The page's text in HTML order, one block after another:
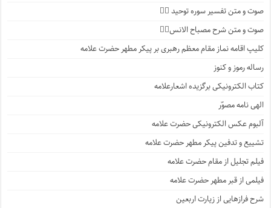
صوت و متن تفسیر سوره توحید ۱️⃣
صوت و متن شرح مصباح الانس۸⃣
کلیپ اقامه نماز مقام معظم رهبری بر پیکر مطهر حضرت علامه
رساله رموز و کنوز
کتاب الکترونیکی برگزیده اشعارعلامه
الهی نامه مصوّر
آلبوم عکس الکترونیکی حضرت علامه
تشییع و تدفین پیکر مطهر حضرت علامه
فیلم تجلیل از مقام حضرت علامه
فیلمی از قبر مطهر حضرت علامه
شرح فرازهایی از زیارت اربعین